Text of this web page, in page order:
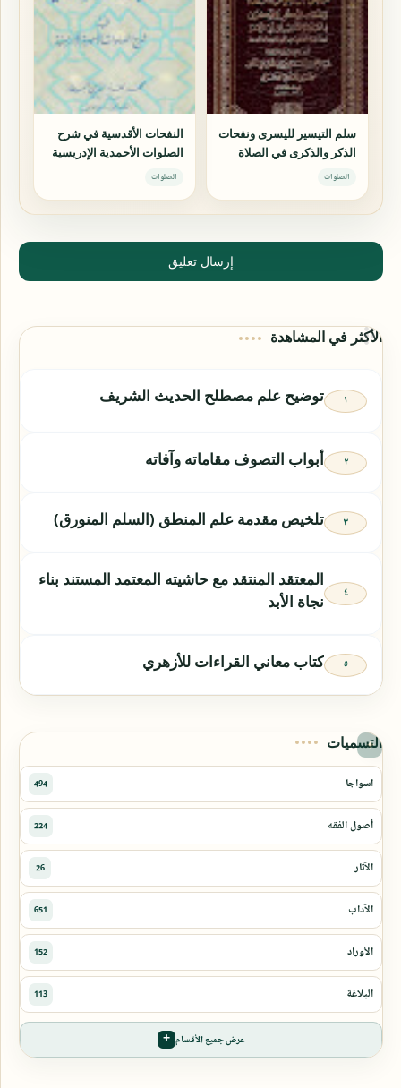
سلم التيسير لليسرى ونفحات
الذكر والذكرى في الصلاة
والتسليم على أبي الزهراء
الصلوات
النفحات الأقدسية في شرح
الصلوات الأحمدية الإدريسية
الصلوات
إرسال تعليق
الأكثر في المشاهدة
توضيح علم مصطلح الحديث الشريف
أبواب التصوف مقاماته وآفاته
تلخيص مقدمة علم المنطق (السلم المنورق)
المعتقد المنتقد مع حاشيته المعتمد المستند بناء
نجاة الأبد
كتاب معاني القراءات للأزهري
التسميات
عرض جميع الأقسام